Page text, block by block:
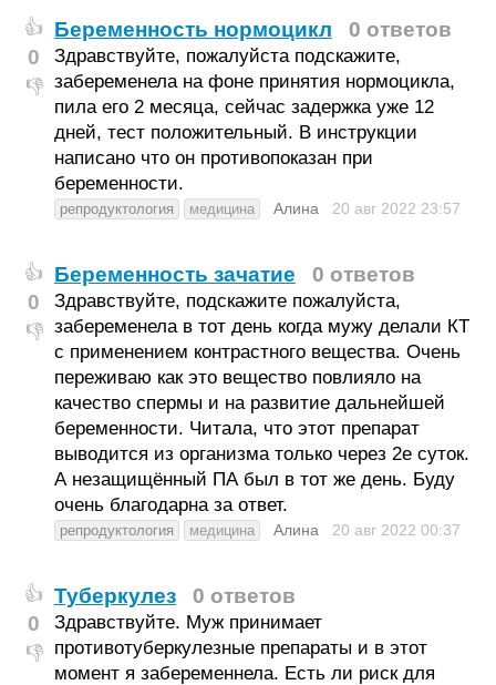
👍
0
👎
Беременность нормоцикл 0 ответов
Здравствуйте, пожалуйста подскажите,
забеременела на фоне принятия нормоцикла,
пила его 2 месяца, сейчас задержка уже 12
дней, тест положительный. В инструкции
написано что он противопоказан при
беременности.
репродуктология медицина Алина 20 авг 2022 23:57
👍
0
👎
Беременность зачатие 0 ответов
Здравствуйте, подскажите пожалуйста,
забеременела в тот день когда мужу делали КТ
с применением контрастного вещества. Очень
переживаю как это вещество повлияло на
качество спермы и на развитие дальнейшей
беременности. Читала, что этот препарат
выводится из организма только через 2е суток.
А незащищённый ПА был в тот же день. Буду
очень благодарна за ответ.
репродуктология медицина Алина 20 авг 2022 00:37
👍
0
👎
Туберкулез 0 ответов
Здравствуйте. Муж принимает
противотуберкулезные препараты и в этот
момент я забеременнела. Есть ли риск для